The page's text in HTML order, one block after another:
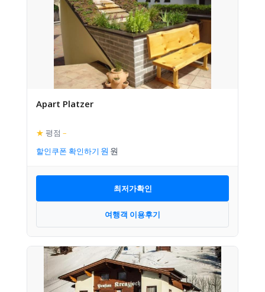
Apart Platzer
★ 평점 –
할인쿠폰 확인하기
최저가확인
여행객 이용후기